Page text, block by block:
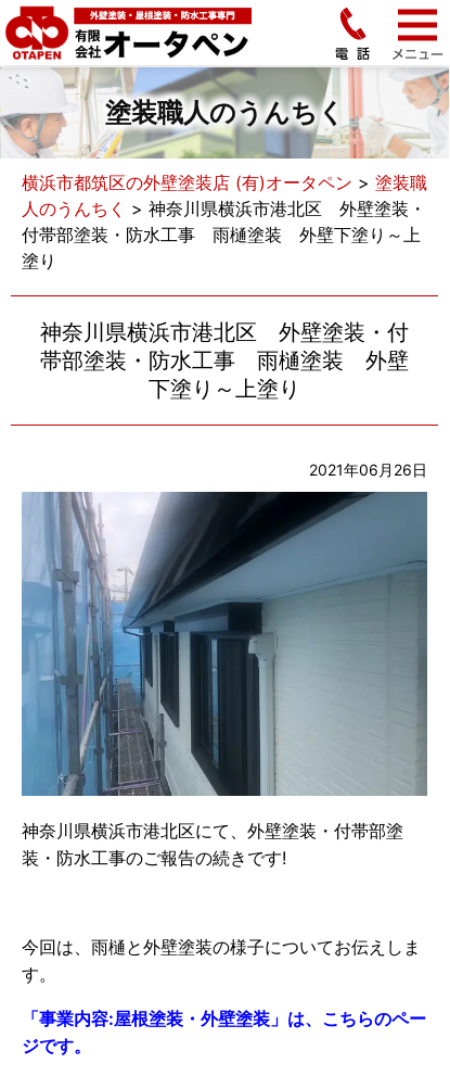
塗装職人のうんちく
横浜市都筑区の外壁塗装店 (有)オータペン > 塗装職
人のうんちく > 神奈川県横浜市港北区 外壁塗装・
付帯部塗装・防水工事 雨樋塗装 外壁下塗り～上
塗り
神奈川県横浜市港北区 外壁塗装・付
帯部塗装・防水工事 雨樋塗装 外壁
下塗り～上塗り
2021年06月26日
神奈川県横浜市港北区にて、外壁塗装・付帯部塗
装・防水工事のご報告の続きです!
今回は、雨樋と外壁塗装の様子についてお伝えしま
す。
「事業内容:屋根塗装・外壁塗装」は、こちらのペー
ジです。